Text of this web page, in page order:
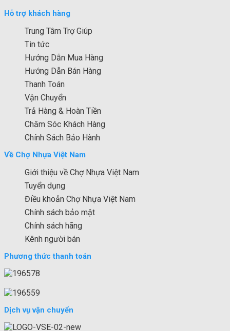
Hỗ trợ khách hàng
Trung Tâm Trợ Giúp
Tin tức
Hướng Dẫn Mua Hàng
Hướng Dẫn Bán Hàng
Thanh Toán
Vận Chuyển
Trả Hàng & Hoàn Tiền
Chăm Sóc Khách Hàng
Chính Sách Bảo Hành
Về Chợ Nhựa Việt Nam
Giới thiệu về Chợ Nhựa Việt Nam
Tuyển dụng
Điều khoản Chợ Nhựa Việt Nam
Chính sách bảo mật
Chính sách hãng
Kênh người bán
Phương thức thanh toán
Dịch vụ vận chuyển